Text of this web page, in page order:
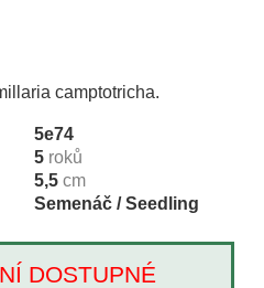
camptotricha.
5e74
5 roků
5,5 cm
Semenáč / Seedling
DOSTUPNÉ